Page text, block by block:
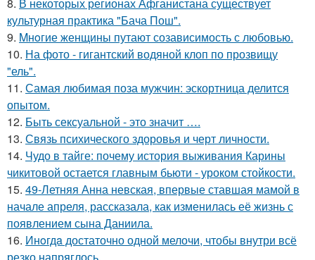
культурная практика "Бача Пош".
9. Mнoгие женщины путают созависимость с любовью.
10. На фото - гигантский водяной клоп по прозвищу
"ель".
11. Самая любимая поза мужчин: эскортница делится
опытом.
12. Быть сексуальной - это значит ….
13. Связь психического здоровья и черт личности.
14. Чудо в тайге: почему история выживания Карины
чикитовой остается главным бьюти - уроком стойкости.
15. 49-Летняя Анна невская, впервые ставшая мамой в
начале апреля, рассказала, как изменилась её жизнь с
появлением сына Даниила.
16. Инoгдa достаточно одной мелочи, чтобы внутри всё
резко напряглось.